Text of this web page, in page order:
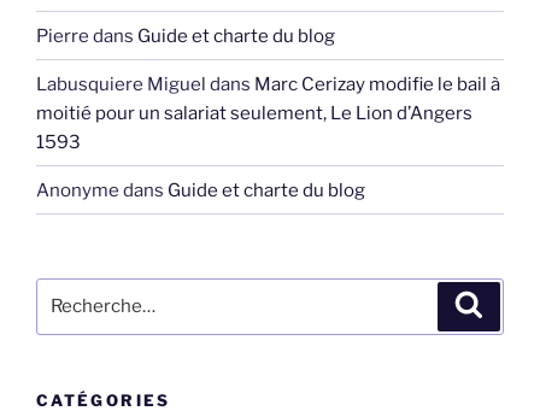
Pierre dans Guide et charte du blog
Labusquiere Miguel dans Marc Cerizay modifie le bail à
moitié pour un salariat seulement, Le Lion d’Angers
1593
Anonyme dans Guide et charte du blog
pour
CATÉGORIES